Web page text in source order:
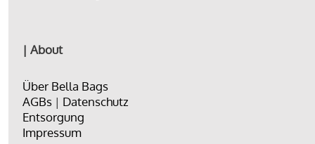
| About
Über Bella Bags
AGBs | Datenschutz
Entsorgung
Impressum